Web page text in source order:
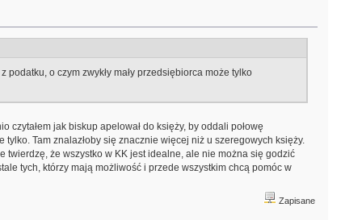
o czym zwykły mały przedsiębiorca może tylko
jak biskup apelował do księży, by oddali połowę
Tam znalazłoby się znacznie więcej niż u szeregowych księży.
że wszystko w KK jest idealne, ale nie można się godzić
tych, którzy mają możliwość i przede wszystkim chcą pomóc w
Zapisane